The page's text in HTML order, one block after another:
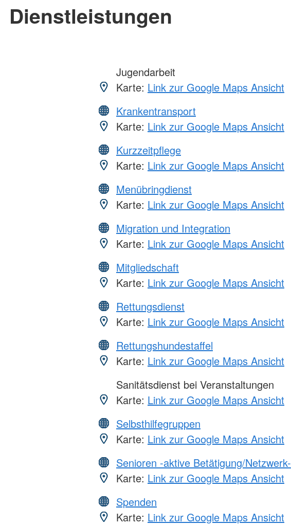
Dienstleistungen
Jugendarbeit
Karte: Link zur Google Maps Ansicht
Krankentransport
Karte: Link zur Google Maps Ansicht
Kurzzeitpflege
Karte: Link zur Google Maps Ansicht
Menübringdienst
Karte: Link zur Google Maps Ansicht
Migration und Integration
Karte: Link zur Google Maps Ansicht
Mitgliedschaft
Karte: Link zur Google Maps Ansicht
Rettungsdienst
Karte: Link zur Google Maps Ansicht
Rettungshundestaffel
Karte: Link zur Google Maps Ansicht
Sanitätsdienst bei Veranstaltungen
Karte: Link zur Google Maps Ansicht
Selbsthilfegruppen
Karte: Link zur Google Maps Ansicht
Senioren -aktive Betätigung/Netzwerk-
Karte: Link zur Google Maps Ansicht
Spenden
Karte: Link zur Google Maps Ansicht